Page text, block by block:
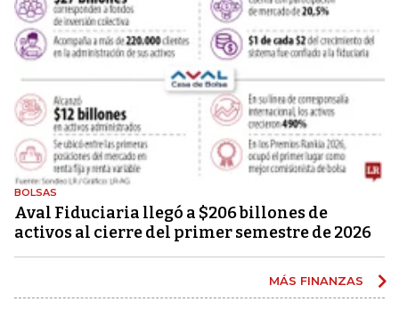
BOLSAS
Aval Fiduciaria llegó a $206 billones de
activos al cierre del primer semestre de 2026
MÁS FINANZAS